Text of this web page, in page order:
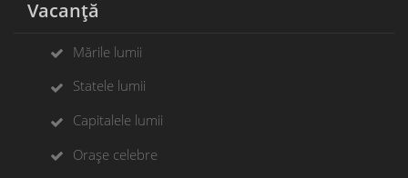
Vacanță
Mările lumii
Statele lumii
Capitalele lumii
Orașe celebre